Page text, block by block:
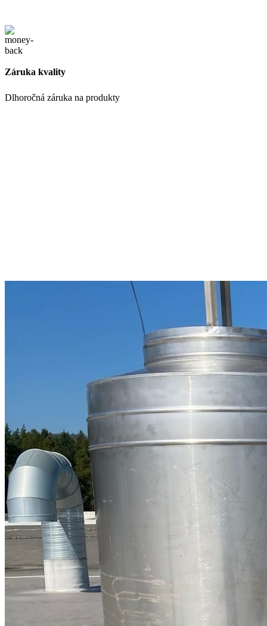
Záruka kvality
Dlhoročná záruka na produkty